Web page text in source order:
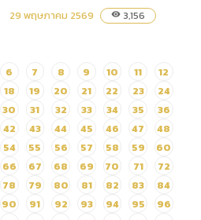
29 พฤษภาคม 2569 visibility 3,156
6 7 8 9 10 11
12
18 19 20 21 22 23
24
30 31 32 33 34 35
36
42 43 44 45 46 47
48
54 55 56 57 58 59
60
66 67 68 69 70 71
72
78 79 80 81 82 83
84
90 91 92 93 94 95
96